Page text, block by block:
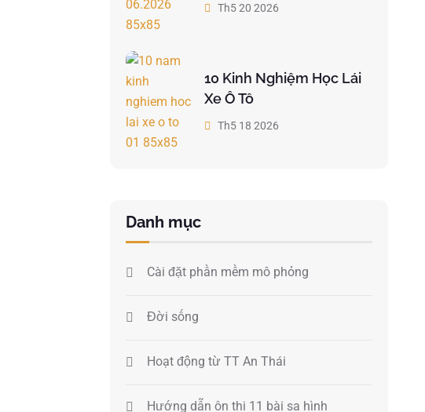
Th5 20 2026
10 Kinh Nghiệm Học Lái
Xe Ô Tô
Th5 18 2026
Danh mục
Cài đặt phần mềm mô phỏng
Đời sống
Hoạt động từ TT An Thái
Hướng dẫn ôn thi 11 bài sa hình